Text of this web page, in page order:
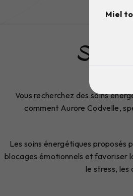
Miel
Soins
Vous recherchez des soins
comment Aurore Codvelle,
Les soins énergétiques proposés
blocages émotionnels et favoriser
le stress, les